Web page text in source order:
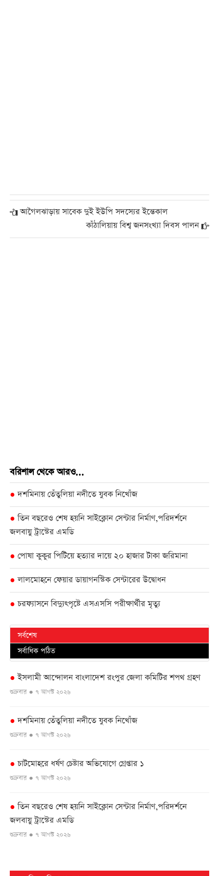
আগৈলঝাড়ায় সাবেক দুই ইউপি সদস্যের ইন্তেকাল
কাঁঠালিয়ায় বিশ্ব জনসংখ্যা দিবস পালন
বরিশাল থেকে আরও...
● দশমিনায় তেঁতুলিয়া নদীতে যুবক নিখোঁজ
● তিন বছরেও শেষ হয়নি সাইক্লোন সেন্টার নির্মাণ,পরিদর্শনে
জলবায়ু ট্রাস্টের এমডি
● পোষা কুকুর পিটিয়ে হত্যার দায়ে ২০ হাজার টাকা জরিমানা
● লালমোহনে ফেয়ার ডায়াগনস্টিক সেন্টারের উদ্বোধন
● চরফ্যাসনে বিদ্যুৎপৃষ্টে এসএসসি পরীক্ষার্থীর মৃত্যু
সর্বশেষ
সর্বাধিক পঠিত
● ইসলামী আন্দোলন বাংলাদেশ রংপুর জেলা কমিটির শপথ গ্রহণ
শুক্রবার ● ৭ আগস্ট ২০২৬
● দশমিনায় তেঁতুলিয়া নদীতে যুবক নিখোঁজ
শুক্রবার ● ৭ আগস্ট ২০২৬
● চাটমোহরে ধর্ষণ চেষ্টার অভিযোগে গ্রেপ্তার ১
শুক্রবার ● ৭ আগস্ট ২০২৬
● তিন বছরেও শেষ হয়নি সাইক্লোন সেন্টার নির্মাণ,পরিদর্শনে
জলবায়ু ট্রাস্টের এমডি
শুক্রবার ● ৭ আগস্ট ২০২৬